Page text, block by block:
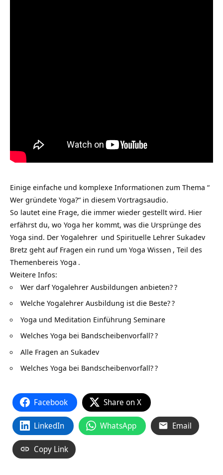
Einige einfache und komplexe Informationen zum Thema “
Wer gründete Yoga?“ in diesem Vortragsaudio.
So lautet eine Frage, die immer wieder gestellt wird. Hier
erfährst du, wo Yoga her kommt, was die Ursprünge des
Yoga sind. Der Yogalehrer und Spirituelle Lehrer Sukadev
Bretz geht auf Fragen ein rund um Yoga Wissen , Teil des
Themenbereis Yoga .
Weitere Infos:
Wer darf Yogalehrer Ausbildungen anbieten??
Welche Yogalehrer Ausbildung ist die Beste??
Yoga und Meditation Einführung Seminare
Welches Yoga bei Bandscheibenvorfall??
Alle Fragen an Sukadev
Welches Yoga bei Bandscheibenvorfall??
Facebook Share on X
LinkedIn WhatsApp Email
Copy Link